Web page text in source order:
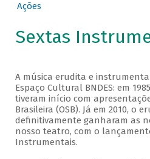
Ações
Sextas
A música erudita e
Espaço Cultural BNDES: em
tiveram início com
Brasileira (OSB). Já em 2010, o
definitivamente ganharam as
nosso teatro, com o
Instrumentais.